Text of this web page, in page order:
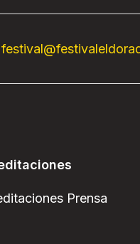
Prensa